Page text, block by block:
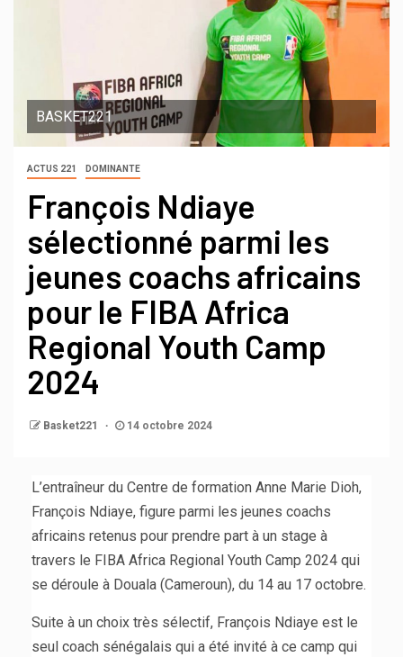
BASKET221
ACTUS 221 DOMINANTE
François Ndiaye
sélectionné parmi les
jeunes coachs africains
pour le FIBA Africa
Regional Youth Camp
2024
Basket221 14 octobre 2024
L’entraîneur du Centre de formation Anne Marie Dioh,
François Ndiaye, figure parmi les jeunes coachs
africains retenus pour prendre part à un stage à
travers le FIBA Africa Regional Youth Camp 2024 qui
se déroule à Douala (Cameroun), du 14 au 17 octobre.
Suite à un choix très sélectif, François Ndiaye est le
seul coach sénégalais qui a été invité à ce camp qui